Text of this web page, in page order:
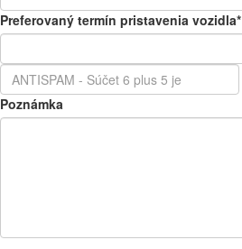
Preferovaný termín pristavenia vozidla*
Poznámka